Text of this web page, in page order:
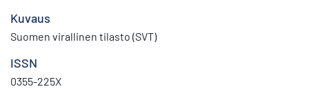
Kuvaus
Suomen virallinen tilasto (SVT)
ISSN
0355-225X